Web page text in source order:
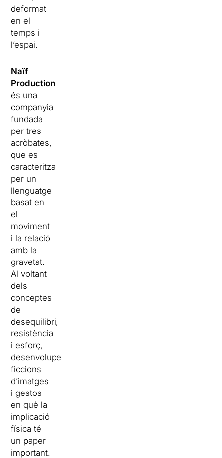
deformat
en el
temps i
l’espai.
Naïf
Production
és una
companyia
fundada
per tres
acròbates,
que es
caracteritza
per un
llenguatge
basat en
el
moviment
i la relació
amb la
gravetat.
Al voltant
dels
conceptes
de
desequilibri,
resistència
i esforç,
desenvolupen
ficcions
d’imatges
i gestos
en què la
implicació
física té
un paper
important.